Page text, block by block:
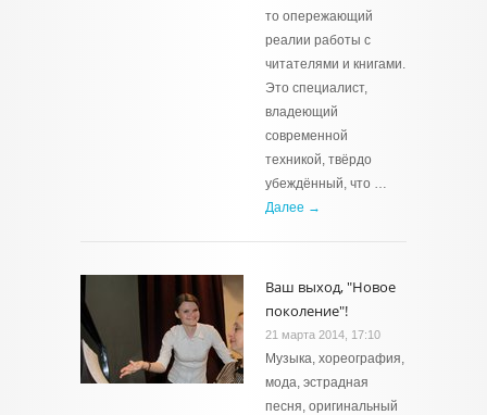
то опережающий
реалии работы с
читателями и книгами.
Это специалист,
владеющий
современной
техникой, твёрдо
убеждённый, что …
Далее →
Ваш выход, "Новое
поколение"!
21 марта 2014, 17:10
Музыка, хореография,
мода, эстрадная
песня, оригинальный